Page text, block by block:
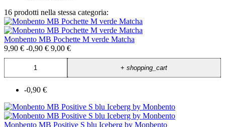
16 prodotti nella stessa categoria:
Monbento MB Pochette M verde Matcha
9,90 € -0,90 € 9,00 €
+shopping_cart
-0,90 €
Monbento MB Positive S blu Iceberg by Monbento